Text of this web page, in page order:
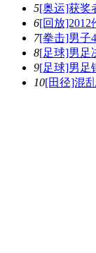
5[奥运]获奖
6[回放]2012
7[拳击]男子
8[足球]男足
9[足球]男足
10[田径]混